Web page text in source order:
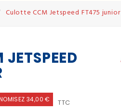
Culotte CCM Jetspeed FT475 junior
34,00 € TTC